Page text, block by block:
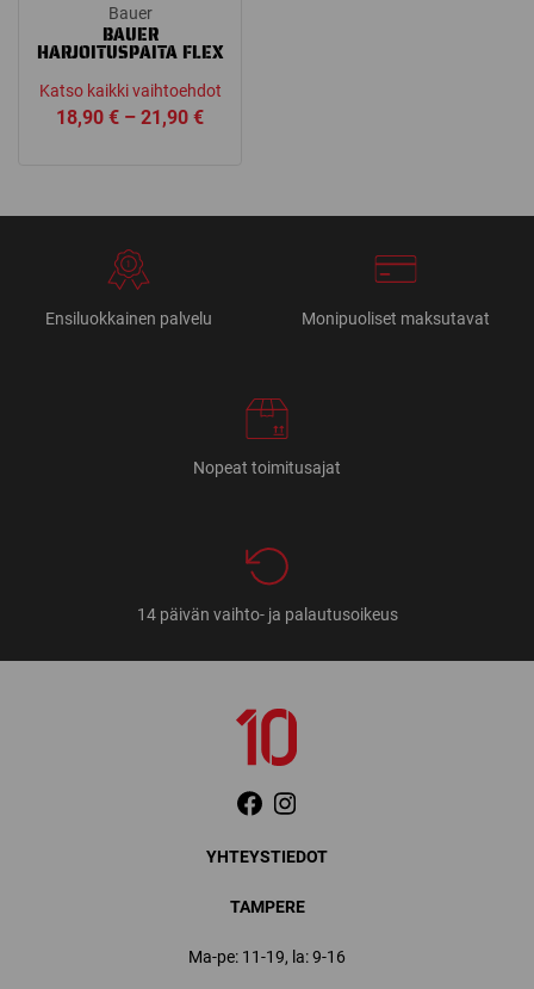
Bauer
BAUER
HARJOITUSPAITA FLEX
Katso kaikki vaihtoehdot
18,90€ – 21,90€Price
Ensiluokkainen palvelu Monipuoliset maksutavat
Nopeat toimitusajat
14 päivän vaihto- ja palautusoikeus
YHTEYSTIEDOT
TAMPERE
Ma-pe: 11-19, la: 9-16